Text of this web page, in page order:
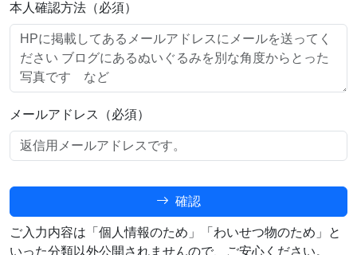
本人確認方法（必須）
メールアドレス（必須）
確認
ご入力内容は「個人情報のため」「わいせつ物のため」と
いった分類以外公開されませんので、ご安心ください。